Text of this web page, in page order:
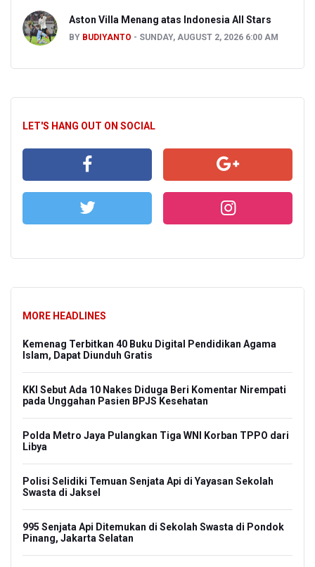
Aston Villa Menang atas Indonesia All Stars
BY BUDIYANTO SUNDAY, AUGUST 2, 2026 6:00 AM
LET'S HANG OUT ON SOCIAL
MORE HEADLINES
Kemenag Terbitkan 40 Buku Digital Pendidikan Agama
Islam, Dapat Diunduh Gratis
KKI Sebut Ada 10 Nakes Diduga Beri Komentar Nirempati
pada Unggahan Pasien BPJS Kesehatan
Polda Metro Jaya Pulangkan Tiga WNI Korban TPPO dari
Libya
Polisi Selidiki Temuan Senjata Api di Yayasan Sekolah
Swasta di Jaksel
995 Senjata Api Ditemukan di Sekolah Swasta di Pondok
Pinang, Jakarta Selatan